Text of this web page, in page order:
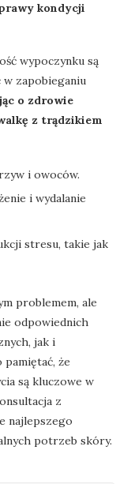
kondycji
wypoczynku są
zapobieganiu
o zdrowie
z trądzikiem
i owoców.
i wydalanie
stresu, takie jak
problemem, ale
odpowiednich
jak i
że
są kluczowe w
z
najlepszego
potrzeb skóry.